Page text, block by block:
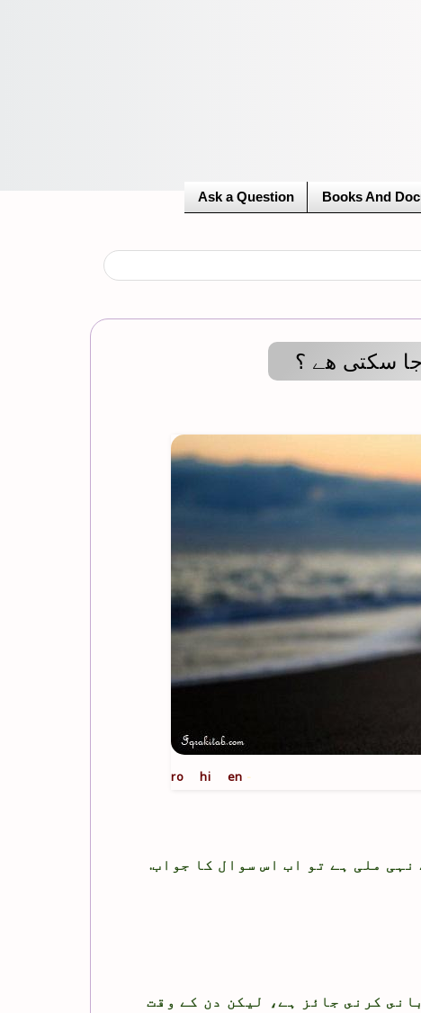
Ask a Question Books And
سکتی ھے ؟
ro hi en -
.ہمیے اس موضوع پر قرآن ,صحیح حدیث یا صلف کی رایے نہی ملی ہے تو اب اس سوال کا جواب
كرنى جائز ہے، ليكن دن كے وقت